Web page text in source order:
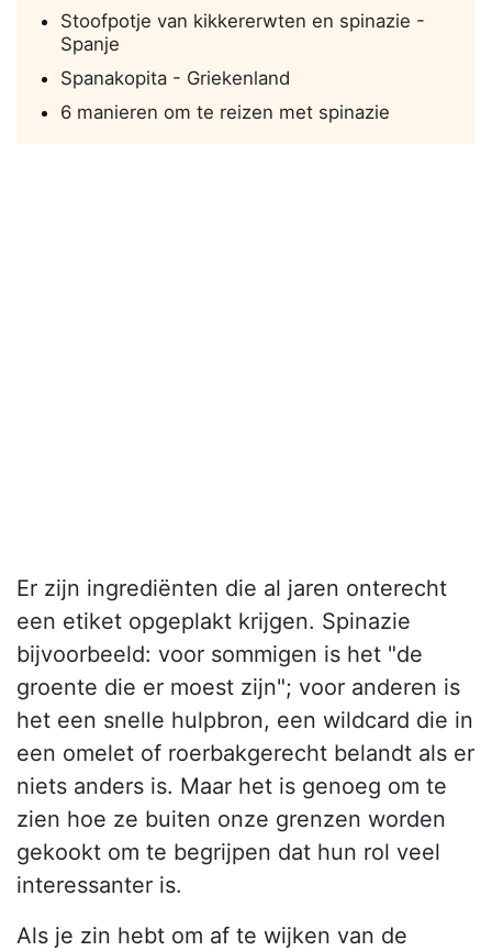
Stoofpotje van kikkererwten en spinazie -
Spanje
Spanakopita - Griekenland
6 manieren om te reizen met spinazie
Er zijn ingrediënten die al jaren onterecht
een etiket opgeplakt krijgen. Spinazie
bijvoorbeeld: voor sommigen is het "de
groente die er moest zijn"; voor anderen is
het een snelle hulpbron, een wildcard die in
een omelet of roerbakgerecht belandt als er
niets anders is. Maar het is genoeg om te
zien hoe ze buiten onze grenzen worden
gekookt om te begrijpen dat hun rol veel
interessanter is.
Als je zin hebt om af te wijken van de